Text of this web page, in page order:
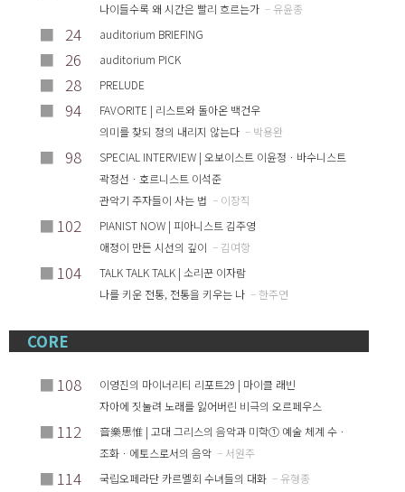
나이들수록 왜 시간은 빨리 흐르는가 – 유윤종
■ 24 auditorium BRIEFING
■ 26 auditorium PICK
■ 28 PRELUDE
■ 94
FAVORITE | 리스트와 돌아온 백건우
의미를 찾되 정의 내리지 않는다 – 박용완
■ 98
SPECIAL INTERVIEW | 오보이스트 이윤정ㆍ바수니스트
곽정선ㆍ호르니스트 이석준
관악기 주자들이 사는 법 – 이장직
■ 102
PIANIST NOW | 피아니스트 김주영
애정이 만든 시선의 깊이 – 김여항
■ 104
TALK TALK TALK | 소리꾼 이자람
나를 키운 전통, 전통을 키우는 나 – 한주연
CORE
■ 108
이영진의 마이너리티 리포트29 | 마이클 래빈
자아에 짓눌려 노래를 잃어버린 비극의 오르페우스
■ 112
音樂思惟 | 고대 그리스의 음악과 미학① 예술 체계 수ㆍ
조화ㆍ에토스로서의 음악 – 서원주
■ 114 국립오페라단 카르멜회 수녀들의 대화 – 유형종